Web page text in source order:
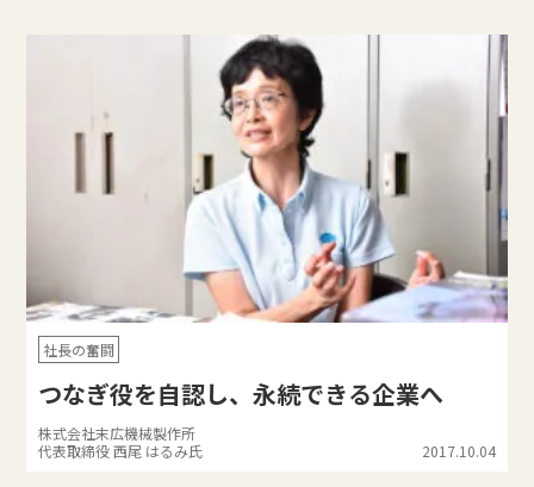
社長の奮闘
つなぎ役を自認し、永続できる企業へ
株式会社末広機械製作所
代表取締役 西尾 はるみ氏
2017.10.04